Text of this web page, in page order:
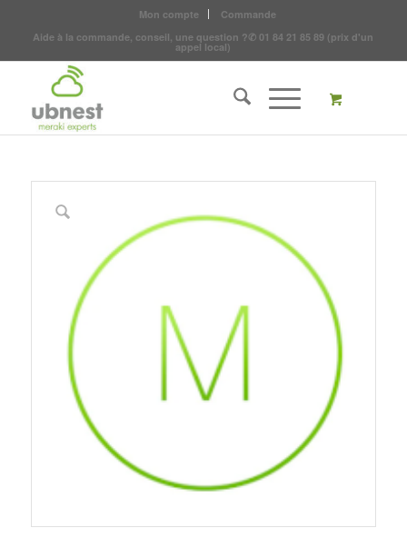
Mon compte
Commande
Aide à la commande, conseil, une question ?✆ 01 84 21 85 89 (prix d'un
appel local)